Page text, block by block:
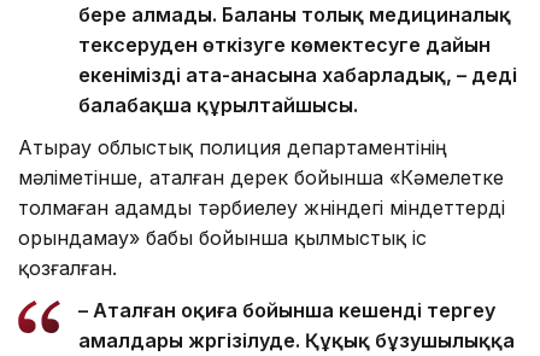
бере алмады. Баланы толық медициналық
тексеруден өткізуге көмектесуге дайын
екенімізді ата-анасына хабарладық, – деді
балабақша құрылтайшысы.
Атырау облыстық полиция департаментінің
мәліметінше, аталған дерек бойынша «Кәмелетке
толмаған адамды тәрбиелеу жөніндегі міндеттерді
орындамау» бабы бойынша қылмыстық іс
қозғалған.
– Аталған оқиға бойынша кешенді тергеу
амалдары жүргізілуде. Құқық бұзушылыққа